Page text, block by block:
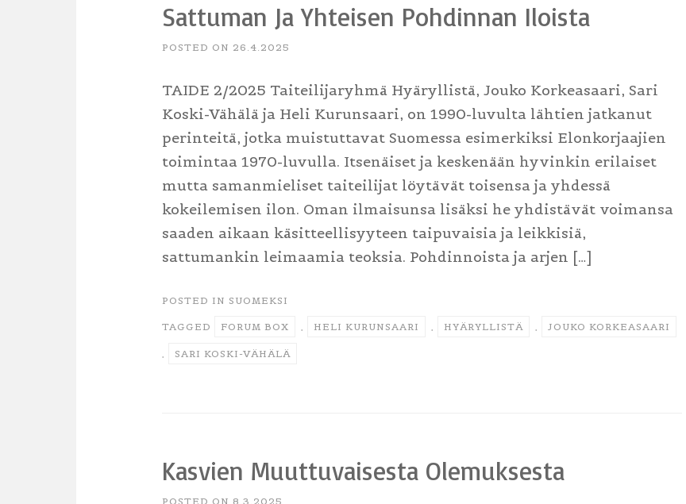
Sattuman Ja Yhteisen Pohdinnan Iloista
POSTED ON 26.4.2025
TAIDE 2/2025 Taiteilijaryhmä Hyäryllistä, Jouko Korkeasaari, Sari
Koski-Vähälä ja Heli Kurunsaari, on 1990-luvulta lähtien jatkanut
perinteitä, jotka muistuttavat Suomessa esimerkiksi Elonkorjaajien
toimintaa 1970-luvulla. Itsenäiset ja keskenään hyvinkin erilaiset
mutta samanmieliset taiteilijat löytävät toisensa ja yhdessä
kokeilemisen ilon. Oman ilmaisunsa lisäksi he yhdistävät voimansa
saaden aikaan käsitteellisyyteen taipuvaisia ja leikkisiä,
sattumankin leimaamia teoksia. Pohdinnoista ja arjen […]
POSTED IN SUOMEKSI
TAGGED FORUM BOX , HELI KURUNSAARI , HYÄRYLLISTÄ , JOUKO KORKEASAARI
, SARI KOSKI-VÄHÄLÄ
Kasvien Muuttuvaisesta Olemuksesta
POSTED ON 8.3.2025